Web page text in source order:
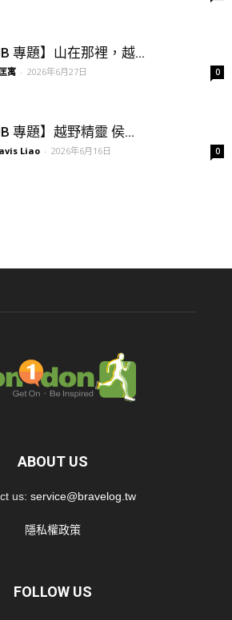
專題】山在那裡，越...
寓 - 2026年6月27日 0
專題】越野精靈 侯...
Liao - 2026年6月16日 0
ABOUT US
us: service@bravelog.tw
隱私權政策
FOLLOW US